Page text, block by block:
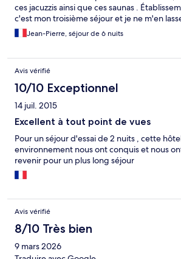
ces jacuzzis ainsi que ces saunas .
c'est mon troisième séjour et je ne m'en
Jean-Pierre, séjour de 6 nuits
Avis vérifié
10/10 Exceptionnel
14 juil. 2015
Excellent à tout point de vues
Pour un séjour d'essai de 2 nuits , cette
environnement nous ont conquis et nous
revenir pour un plus long séjour
Avis vérifié
8/10 Très bien
9 mars 2026